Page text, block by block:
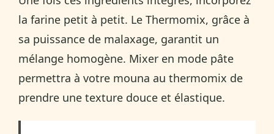
la farine petit à petit. Le Thermomix, grâce à
sa puissance de malaxage, garantit un
mélange homogène. Mixer en mode pâte
permettra à votre mouna au thermomix de
prendre une texture douce et élastique.